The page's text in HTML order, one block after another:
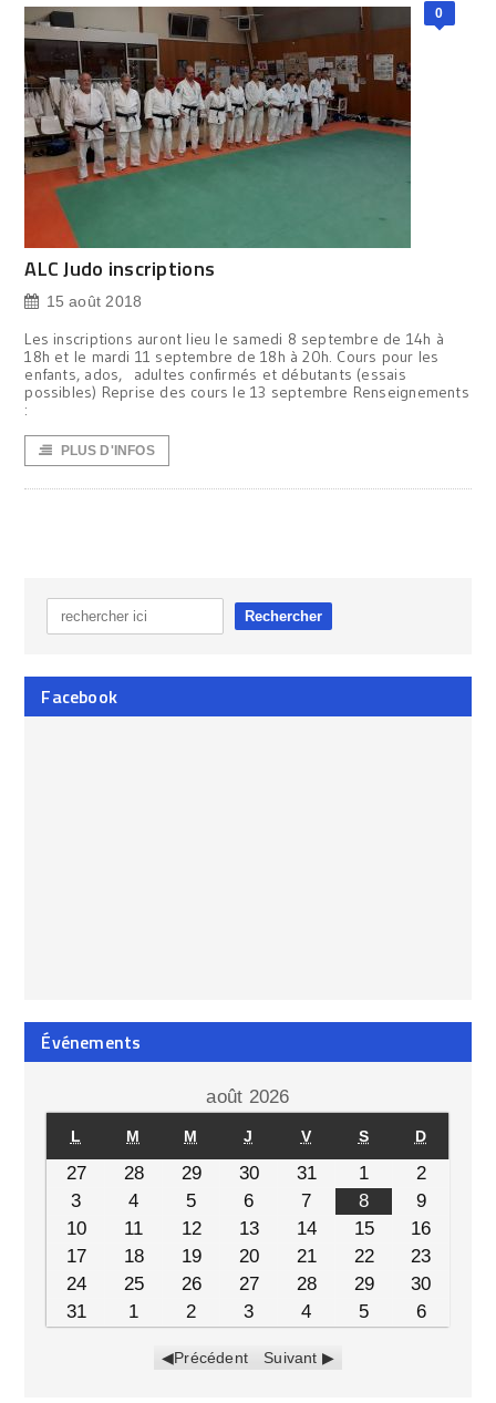
0
ALC Judo inscriptions
15 août 2018
Les inscriptions auront lieu le samedi 8 septembre de 14h à
18h et le mardi 11 septembre de 18h à 20h. Cours pour les
enfants, ados, adultes confirmés et débutants (essais
possibles) Reprise des cours le 13 septembre Renseignements
:
PLUS D'INFOS
Facebook
Événements
août 2026
L M M J V S D
27 28 29 30 31 1
2
3
4 5 6 7 8
9
10
11 12 13 14 15
16
17
18 19 20 21 22
23
24
25 26 27 28 29
30
31
1 2 3 4 5 6
Précédent Suivant